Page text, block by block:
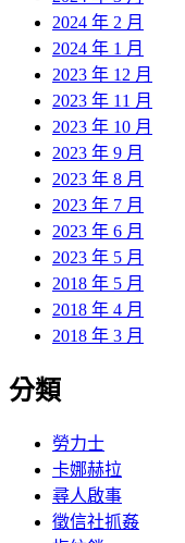
2024 年 2 月
2024 年 1 月
2023 年 12 月
2023 年 11 月
2023 年 10 月
2023 年 9 月
2023 年 8 月
2023 年 7 月
2023 年 6 月
2023 年 5 月
2018 年 5 月
2018 年 4 月
2018 年 3 月
分類
勞力士
卡娜赫拉
尋人啟事
徵信社抓姦